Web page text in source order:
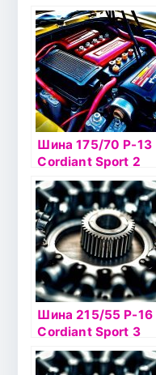
Шина 175/70 Р-13
Cordiant Sport 2
82Т б/к
Шина 215/55 Р-16
Cordiant Sport 3
93V б/к